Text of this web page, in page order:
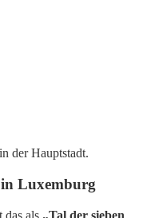
der Hauptstadt.
in Luxemburg
das als „Tal der sieben